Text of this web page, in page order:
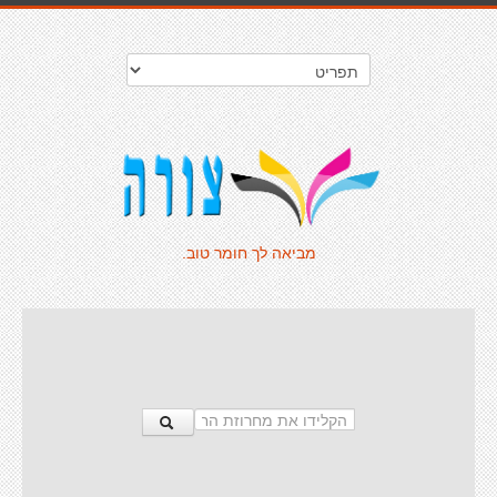
מביאה לך חומר טוב.